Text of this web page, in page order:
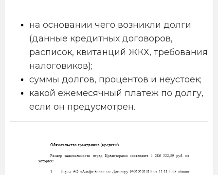
на основании чего возникли долги
(данные кредитных договоров,
расписок, квитанций ЖКХ, требования
налоговиков);
суммы долгов, процентов и неустоек;
какой ежемесячный платеж по долгу,
если он предусмотрен.